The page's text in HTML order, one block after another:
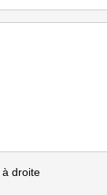
à droite